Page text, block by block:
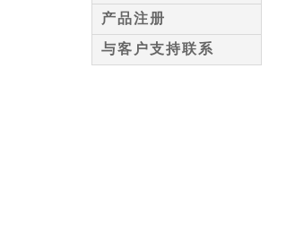
产品注册
与客户支持联系